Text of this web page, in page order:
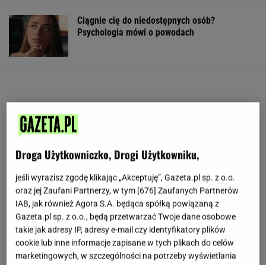
Ciągnie cię do niedostępnych osób?
Psychologia mówi o powodach
Droga Użytkowniczko, Drogi Użytkowniku,
jeśli wyrazisz zgodę klikając „Akceptuję”, Gazeta.pl sp. z o.o.
oraz jej Zaufani Partnerzy, w tym [676] Zaufanych Partnerów
IAB, jak również Agora S.A. będąca spółką powiązaną z
Gazeta.pl sp. z o.o., będą przetwarzać Twoje dane osobowe
takie jak adresy IP, adresy e-mail czy identyfikatory plików
cookie lub inne informacje zapisane w tych plikach do celów
marketingowych, w szczególności na potrzeby wyświetlania